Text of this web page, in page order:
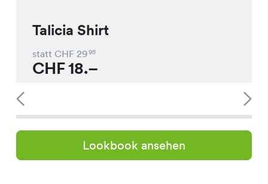
Talicia Shirt
statt CHF 2995
CHF18.–
Lookbook ansehen